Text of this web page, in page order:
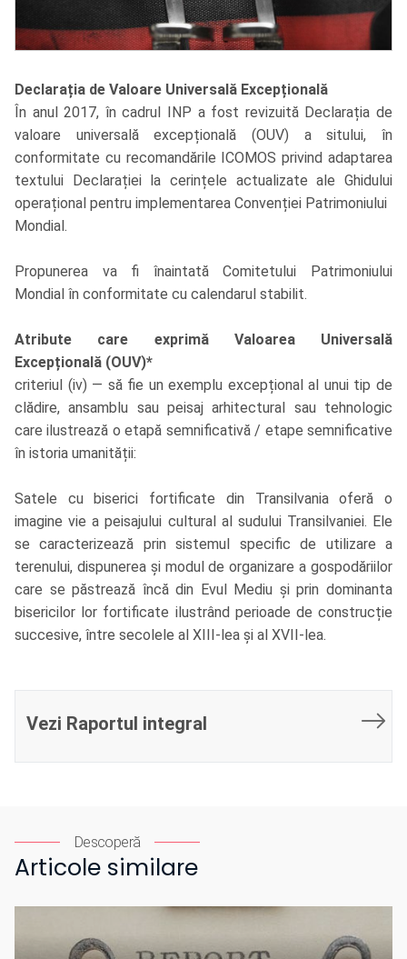
Declarația de Valoare Universală Excepțională
În anul 2017, în cadrul INP a fost revizuită Declarația de
valoare universală excepțională (OUV) a sitului, în
conformitate cu recomandările ICOMOS privind adaptarea
textului Declarației la cerințele actualizate ale Ghidului
operațional pentru implementarea Convenției Patrimoniului
Mondial.
Propunerea va fi înaintată Comitetului Patrimoniului
Mondial în conformitate cu calendarul stabilit.
Atribute care exprimă Valoarea Universală
Excepțională (OUV)*
criteriul (iv) — să fie un exemplu excepțional al unui tip de
clădire, ansamblu sau peisaj arhitectural sau tehnologic
care ilustrează o etapă semnificativă / etape semnificative
în istoria umanității:
Satele cu biserici fortificate din Transilvania oferă o
imagine vie a peisajului cultural al sudului Transilvaniei. Ele
se caracterizează prin sistemul specific de utilizare a
terenului, dispunerea și modul de organizare a gospodăriilor
care se păstrează încă din Evul Mediu și prin dominanta
bisericilor lor fortificate ilustrând perioade de construcție
succesive, între secolele al XIII-lea și al XVII-lea.
Vezi Raportul integral
Descoperă
Articole similare